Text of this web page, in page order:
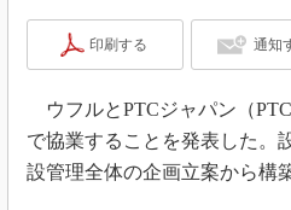
印刷する 通知
ウフルとPTCジャパン（
で協業することを発表した。
設管理全体の企画立案から構